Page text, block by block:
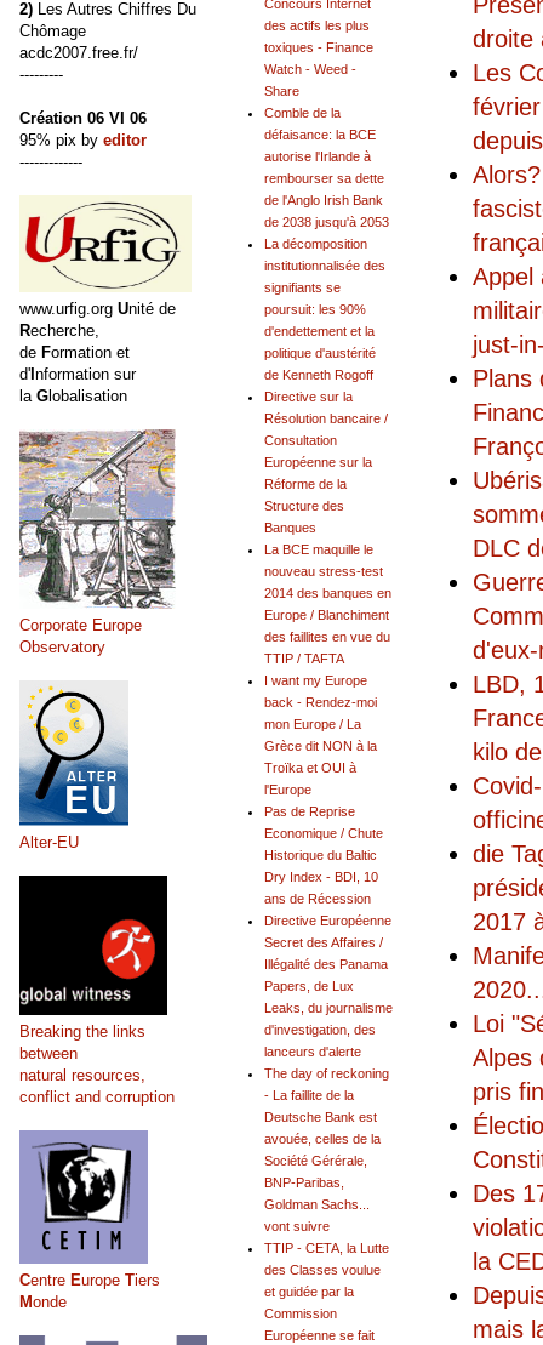
droite
Les
Appel
just-
Plans
DLC
LBD,
kilo
die
2017
2020
Loi
Alpes
pris
Des
la
mais
Concours Internet
des actifs les plus
toxiques - Finance
Watch - Weed -
Share
Comble de la
défaisance: la BCE
autorise l'Irlande à
rembourser sa dette
de l'Anglo Irish Bank
de 2038 jusqu'à 2053
La décomposition
institutionnalisée des
signifiants se
poursuit: les 90%
d'endettement et la
politique d'austérité
de Kenneth Rogoff
Directive sur la
Résolution bancaire /
Consultation
Européenne sur la
Réforme de la
Structure des
Banques
La BCE maquille le
nouveau stress-test
2014 des banques en
Europe / Blanchiment
des faillites en vue du
TTIP / TAFTA
I want my Europe
back - Rendez-moi
mon Europe / La
Grèce dit NON à la
Troïka et OUI à
l'Europe
Pas de Reprise
Economique / Chute
Historique du Baltic
Dry Index - BDI, 10
ans de Récession
Directive Européenne
Secret des Affaires /
Illégalité des Panama
Papers, de Lux
Leaks, du journalisme
d'investigation, des
lanceurs d'alerte
The day of reckoning
- La faillite de la
Deutsche Bank est
avouée, celles de la
Société Gérérale,
BNP-Paribas,
Goldman Sachs...
vont suivre
TTIP - CETA, la Lutte
des Classes voulue
et guidée par la
Commission
Européenne se fait
2) Les Autres Chiffres Du
Chômage
acdc2007.free.fr/
---------
Création 06 VI 06
95% pix by editor
-------------
www.urfig.org Unité de
Recherche,
de Formation et
d'Information sur
la Globalisation
Corporate Europe
Observatory
Alter-EU
Breaking the links
between
natural resources,
conflict and corruption
Centre Europe Tiers
Monde